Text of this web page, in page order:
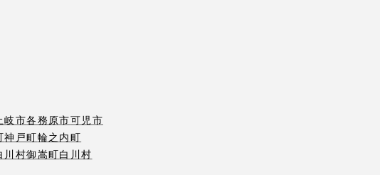
岐市各務原市可児市
神戸町輪之内町
川村御嵩町白川村